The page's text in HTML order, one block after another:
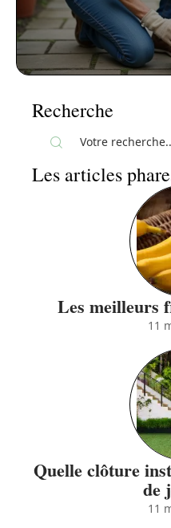
Recherche
Les articles
Les meilleurs
11
Quelle clôture
de
11